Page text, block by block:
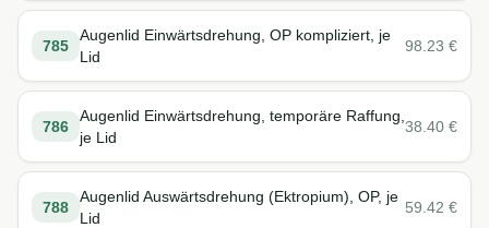
785
Augenlid Einwärtsdrehung, OP kompliziert, je
Lid
98.23 €
786
Augenlid Einwärtsdrehung, temporäre Raffung,
je Lid
38.40 €
788
Augenlid Auswärtsdrehung (Ektropium), OP, je
Lid
59.42 €